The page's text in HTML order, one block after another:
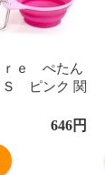
ｒｅ ぺたん
ピンク 関
646円